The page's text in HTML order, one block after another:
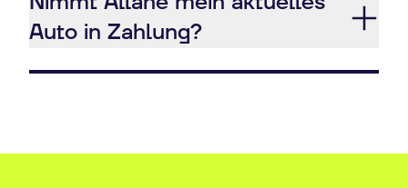
Auto in Zahlung?